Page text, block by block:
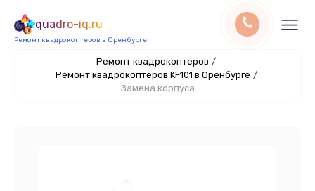
quadro-iq.ru
Ремонт квадрокоптеров в Оренбурге
Ремонт квадрокоптеров /
Ремонт квадрокоптеров KF101 в Оренбурге /
Замена корпуса